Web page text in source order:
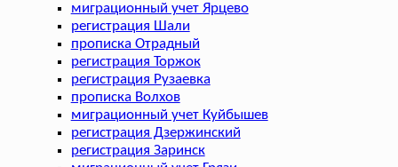
миграционный учет Ярцево
регистрация Шали
прописка Отрадный
регистрация Торжок
регистрация Рузаевка
прописка Волхов
миграционный учет Куйбышев
регистрация Дзержинский
регистрация Заринск